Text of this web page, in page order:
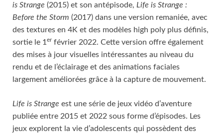
is Strange (2015) et son antépisode, Life is Strange :
Before the Storm (2017) dans une version remaniée, avec
des textures en 4K et des modèles high poly plus définis,
sortie le 1 er février 2022. Cette version offre également
des mises à jour visuelles intéressantes au niveau du
rendu et de l’éclairage et des animations faciales
largement améliorées grâce à la capture de mouvement.
Life is Strange est une série de jeux vidéo d’aventure
publiée entre 2015 et 2022 sous forme d’épisodes. Les
jeux explorent la vie d’adolescents qui possèdent des